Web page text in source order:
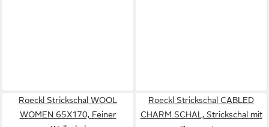
Roeckl Strickschal WOOL
WOMEN 65X170, Feiner
Roeckl Strickschal CABLED
CHARM SCHAL, Strickschal mit